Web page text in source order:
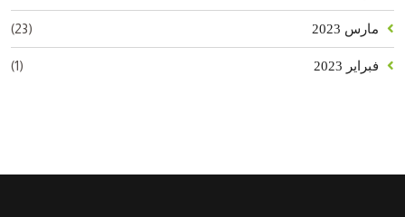
مارس 2023 (23)
فبراير 2023 (1)